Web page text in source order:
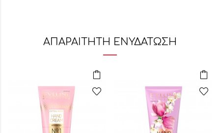
ΑΠΑΡΑΙΤΗΤΗ ΕΝΥΔΑΤΩΣΗ